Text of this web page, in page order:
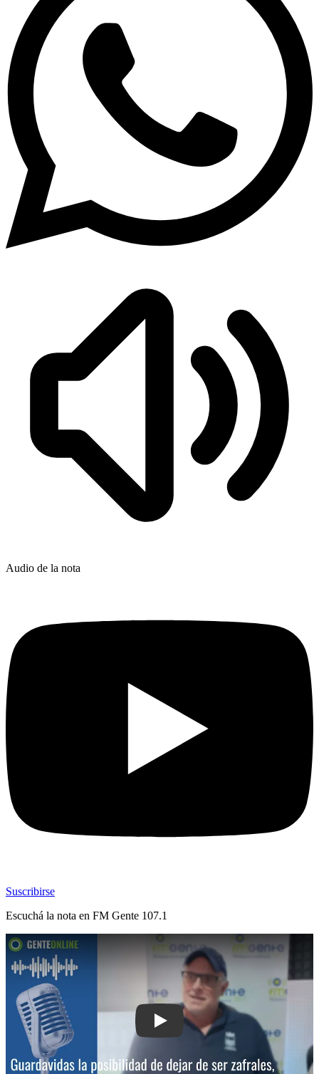
Audio de la nota
Suscribirse
Escuchá la nota en FM Gente 107.1
Play: Guardavidas: la posibilidad de